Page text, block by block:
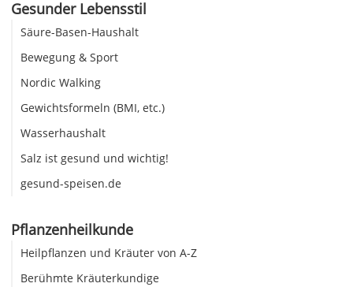
Gesunder Lebensstil
Säure-Basen-Haushalt
Bewegung & Sport
Nordic Walking
Gewichtsformeln (BMI, etc.)
Wasserhaushalt
Salz ist gesund und wichtig!
gesund-speisen.de
Pflanzenheilkunde
Heilpflanzen und Kräuter von A-Z
Berühmte Kräuterkundige